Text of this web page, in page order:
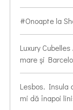
#Onoapte la
Luxury
mare și
Lesbos. Insula
mi dă înapoi